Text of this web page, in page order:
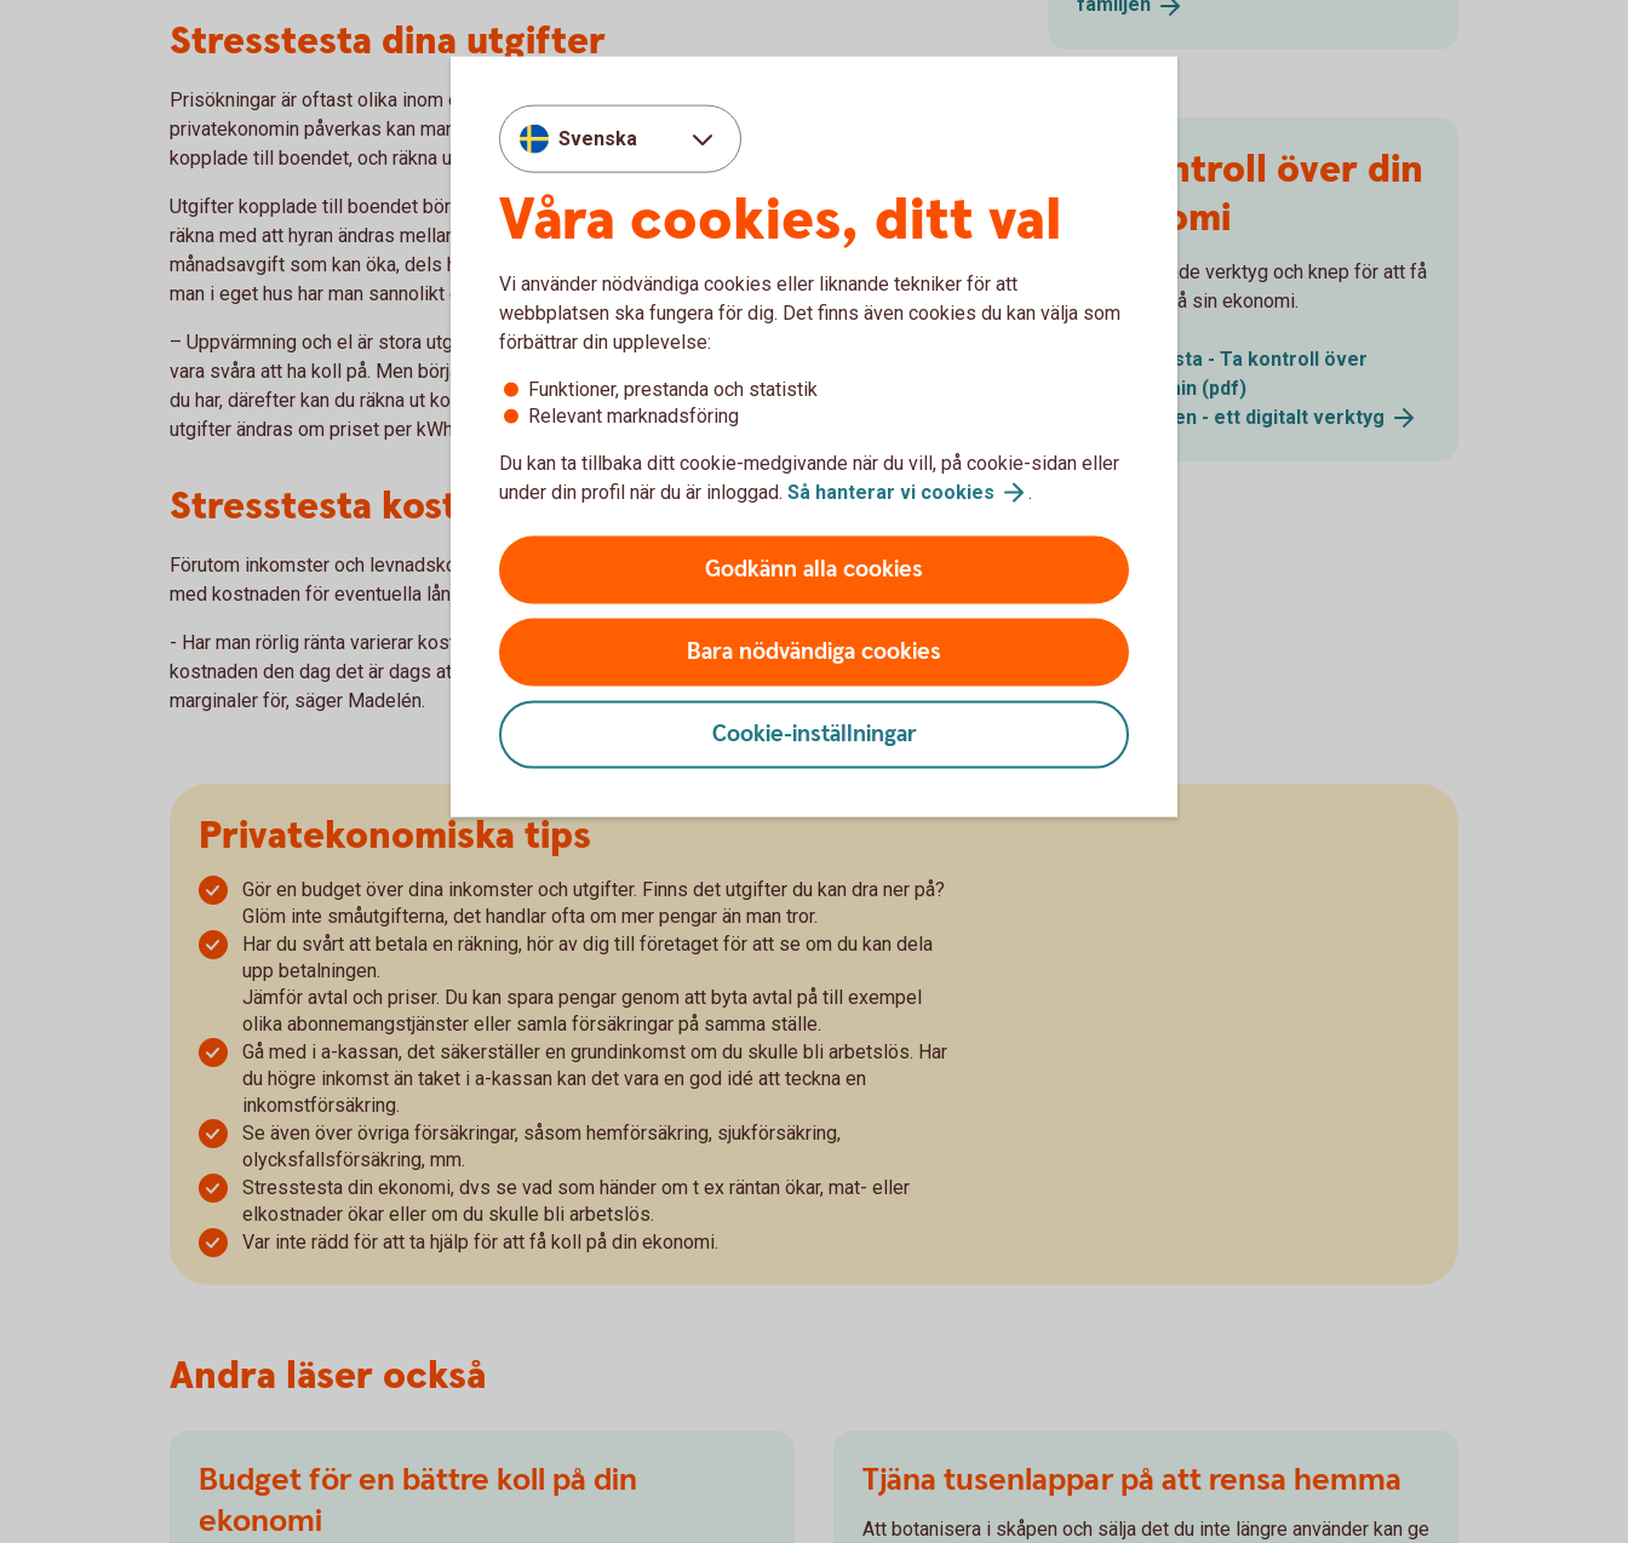
Stresstesta dina utgifter
Prisökningar är oftast olika inom olika utgiftsposter, men för att få en uppfattning om hur
privatekonomin påverkas kan man lägga ihop alla utgifter man har, förutom utgifter
kopplade till boendet, och räkna upp med inflation.
Utgifter kopplade till boendet bör man räkna på separat. Bor man i en hyresrätt får man
räkna med att hyran ändras mellan åren. Bor man i bostadsrätt har man dels en
månadsavgift som kan öka, dels har man sannolikt ett bolån där räntan kan ändras. Bor
man i eget hus har man sannolikt ett bolån men också driftskostnader som kan ändras.
– Uppvärmning och el är stora utgifter för många hushåll i eget hus. Dessa utgifter kan
vara svåra att ha koll på. Men börja med att titta på dina fakturor vilken förbrukning i kWh
du har, därefter kan du räkna ut kostnaden för din förbrukning och därmed också hur dina
utgifter ändras om priset per kWh stiger, säger Madelén.
Stresstesta kostnad för eventuella lån
Förutom inkomster och levnadskostnader behöver man också ha koll på vad som händer
med kostnaden för eventuella lån om räntan stiger.
- Har man rörlig ränta varierar kostnaden med räntan, har man bunden ränta så påverkas
kostnaden den dag det är dags att binda om lånen. Det kan man behöva ha ekonomiska
marginaler för, säger Madelén.
Ta kontroll över din
ekonomi
Det finns både verktyg och knep för att få
bättre koll på sin ekonomi.
Checklista - Ta kontroll över
ekonomin (pdf)
Utgiftskollen - ett digitaltverktyg
Privatekonomiska tips
Gör en budget över dina inkomster och utgifter. Finns det utgifter du kan dra ner på?
Glöm inte småutgifterna, det handlar ofta om mer pengar än man tror.
Har du svårt att betala en räkning, hör av dig till företaget för att se om du kan dela
upp betalningen.
Jämför avtal och priser. Du kan spara pengar genom att byta avtal på till exempel
olika abonnemangstjänster eller samla försäkringar på samma ställe.
Gå med i a-kassan, det säkerställer en grundinkomst om du skulle bli arbetslös. Har
du högre inkomst än taket i a-kassan kan det vara en god idé att teckna en
inkomstförsäkring.
Se även över övriga försäkringar, såsom hemförsäkring, sjukförsäkring,
olycksfallsförsäkring, mm.
Stresstesta din ekonomi, dvs se vad som händer om t ex räntan ökar, mat- eller
elkostnader ökar eller om du skulle bli arbetslös.
Var inte rädd för att ta hjälp för att få koll på din ekonomi.
Andra läser också
Budget för en bättre koll på din
ekonomi
Tjäna tusenlappar på att rensa hemma
Att botanisera i skåpen och sälja det du inte längre använder kan ge
Svenska
Våra cookies, ditt val
Vi använder nödvändiga cookies eller liknande tekniker för att
webbplatsen ska fungera för dig. Det finns även cookies du kan välja som
förbättrar din upplevelse:
Funktioner, prestanda och statistik
Relevant marknadsföring
Du kan ta tillbaka ditt cookie-medgivande när du vill, på cookie-sidan eller
under din profil när du är inloggad. Så hanterar vi cookies .
Godkänn alla cookies
Bara nödvändiga cookies
Cookie-inställningar